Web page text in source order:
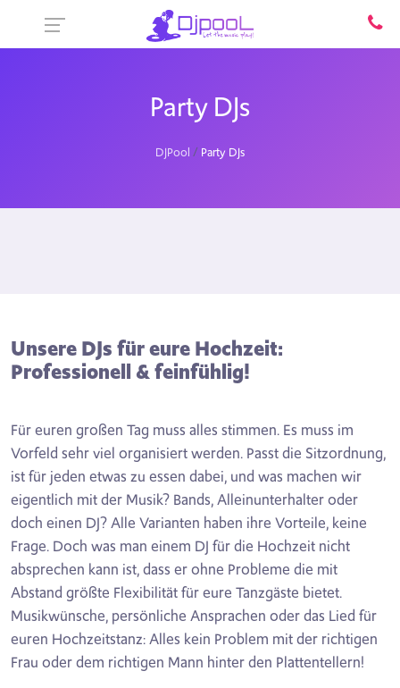
Party DJs
DJPool Party DJs
Unsere DJs für eure Hochzeit:
Professionell & feinfühlig!
Für euren großen Tag muss alles stimmen. Es muss im
Vorfeld sehr viel organisiert werden. Passt die Sitzordnung,
ist für jeden etwas zu essen dabei, und was machen wir
eigentlich mit der Musik? Bands, Alleinunterhalter oder
doch einen DJ? Alle Varianten haben ihre Vorteile, keine
Frage. Doch was man einem DJ für die Hochzeit nicht
absprechen kann ist, dass er ohne Probleme die mit
Abstand größte Flexibilität für eure Tanzgäste bietet.
Musikwünsche, persönliche Ansprachen oder das Lied für
euren Hochzeitstanz: Alles kein Problem mit der richtigen
Frau oder dem richtigen Mann hinter den Plattentellern!